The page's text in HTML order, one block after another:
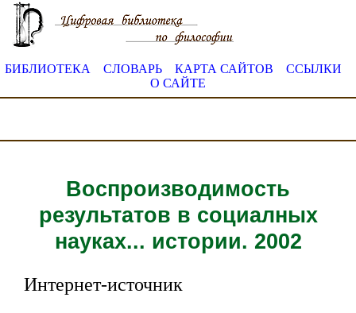
БИБЛИОТЕКА СЛОВАРЬ КАРТА САЙТОВ
ССЫЛКИ
О САЙТЕ
Воспроизводимость
результатов в социалных
науках... истории. 2002
Интернет-источник